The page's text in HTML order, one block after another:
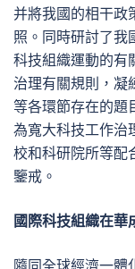
并將我國的相干政
照。同時研討了我
科技組織運動的有
治理有關規則，凝
等各環節存在的題
為寬大科技工作治
校和科研院所等配
鑒戒。
國際科技組織在華
隨同全球經濟一體